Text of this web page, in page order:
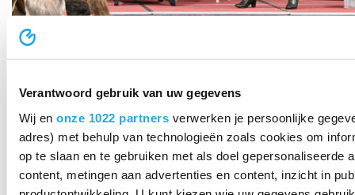
Verantwoord gebruik van uw gegevens
Wij en onze 1022 partnersverwerken je persoonlijke
adres) met behulp van technologieën zoals cookies om
op te slaan en te gebruiken met als doel gepersonaliseerde
content, metingen aan advertenties en content, inzicht in
Toekomstdag
Scholengemeenschap Were Di organiseerde een
toekomstdag rondom twee actuele thema’s: kunstmatige
intelligentie (AI) en duurzaamheid.